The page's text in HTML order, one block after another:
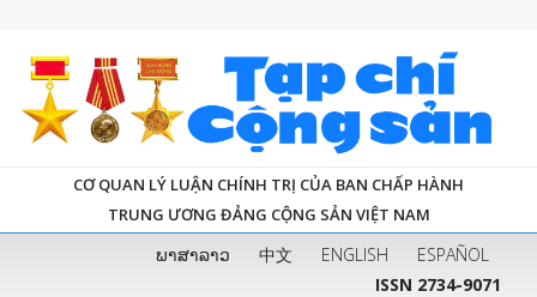
CƠ QUAN LÝ LUẬN CHÍNH TRỊ CỦA BAN CHẤP HÀNH
TRUNG ƯƠNG ĐẢNG CỘNG SẢN VIỆT NAM
ພາສາລາວ 中文 ENGLISH
ESPAÑOL
ISSN 2734-9071